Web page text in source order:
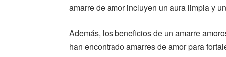
amarre de amor incluyen un aura limpia y
Además, los beneficios de un amarre
han encontrado amarres de amor para